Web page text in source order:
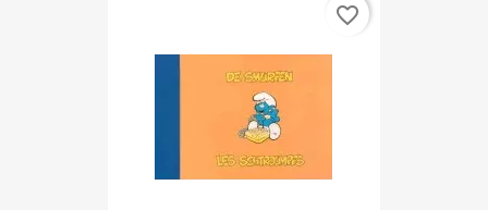
favorite_border